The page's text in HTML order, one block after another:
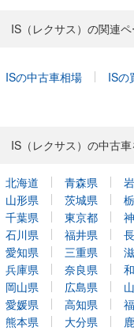
IS（レクサス）の関連
ISの中古車相場 ISの
IS（レクサス）の中古
北海道 青森県
山形県
茨城県
千葉県
東京都
石川県
福井県
愛知県
三重県
兵庫県
奈良県
岡山県
広島県
愛媛県
高知県
熊本県
大分県